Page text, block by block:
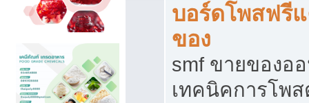
บอร์ดโพสฟรี
ของ
smf ขายของอ
เทคนิคการโพ